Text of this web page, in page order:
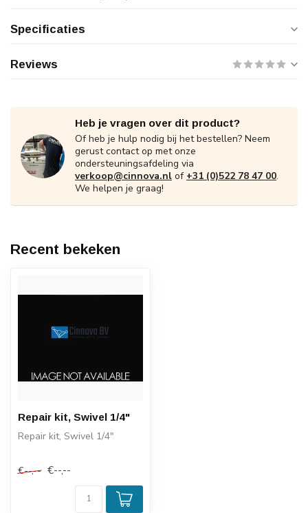
Specificaties
Reviews
Heb je vragen over dit product?
Of heb je hulp nodig bij het bestellen? Neem
gerust contact op met onze
ondersteuningsafdeling via
verkoop@cinnova.nl of +31 (0)522 78 47 00.
We helpen je graag!
Recent bekeken
Repair kit, Swivel 1/4"
Repair kit, Swivel 1/4"
€--,-- €--,--